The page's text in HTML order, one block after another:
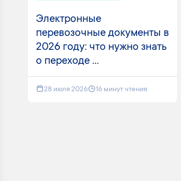
Электронные
перевозочные документы в
2026 году: что нужно знать
о переходе ...
28 июля 2026 16 минут чтения